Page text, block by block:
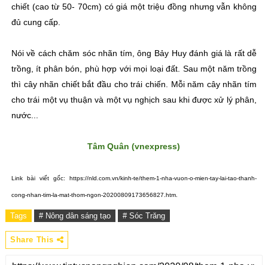
chiết (cao từ 50- 70cm) có giá một triệu đồng nhưng vẫn không
đủ cung cấp.
Nói về cách chăm sóc nhãn tím, ông Bảy Huy đánh giá là rất dễ
trồng, ít phân bón, phù hợp với mọi loại đất. Sau một năm trồng
thì cây nhãn chiết bắt đầu cho trái chiến. Mỗi năm cây nhãn tím
cho trái một vụ thuận và một vụ nghịch sau khi được xử lý phân,
nước...
Tâm Quân (vnexpress)
Link bài viết gốc: https://nld.com.vn/kinh-te/them-1-nha-vuon-o-mien-tay-lai-tao-thanh-
cong-nhan-tim-la-mat-thom-ngon-20200809173656827.htm.
Tags # Nông dân sáng tạo # Sóc Trăng
Share This